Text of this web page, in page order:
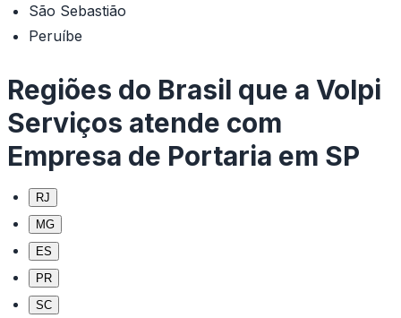
São Sebastião
Peruíbe
Regiões do Brasil que a Volpi
Serviços atende com
Empresa de Portaria em SP
RJ
MG
ES
PR
SC